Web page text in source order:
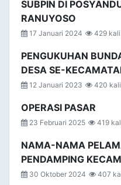
SUBPIN DI
RANUYOSO
17 Januari 2024 429 kali
PENGUKUHAN
DESA SE-
12 Januari 2023 420 kali
OPERASI PASAR
23 Februari 2025 419
NAMA-NAMA
PENDAMPING
30 Oktober 2024 407